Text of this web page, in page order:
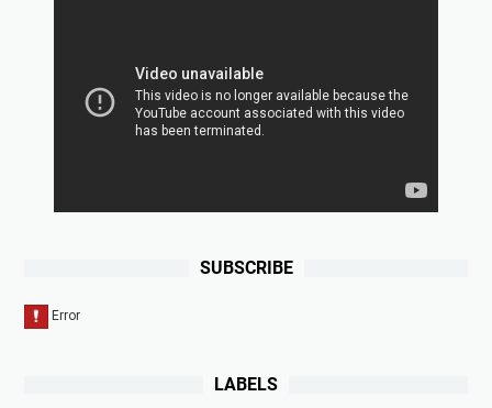
SUBSCRIBE
LABELS